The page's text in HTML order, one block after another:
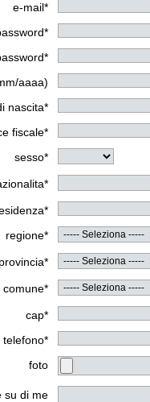
e-mail*
aaaa)
nascita*
fiscale*
sesso*
regione*
provincia*
comune*
cap*
telefono*
foto
su di me